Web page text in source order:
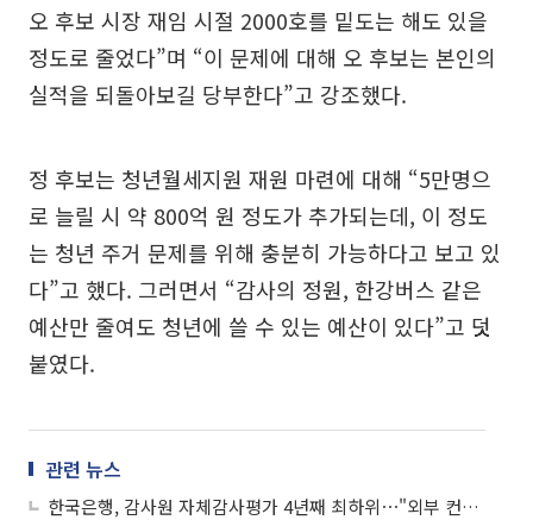
오 후보 시장 재임 시절 2000호를 밑도는 해도 있을
정도로 줄었다”며 “이 문제에 대해 오 후보는 본인의
실적을 되돌아보길 당부한다”고 강조했다.
정 후보는 청년월세지원 재원 마련에 대해 “5만명으
로 늘릴 시 약 800억 원 정도가 추가되는데, 이 정도
는 청년 주거 문제를 위해 충분히 가능하다고 보고 있
다”고 했다. 그러면서 “감사의 정원, 한강버스 같은
예산만 줄여도 청년에 쓸 수 있는 예산이 있다”고 덧
붙였다.
관련 뉴스
한국은행, 감사원 자체감사평가 4년째 최하위⋯"외부 컨설팅 등 통해 개선"